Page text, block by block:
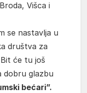
Višca i
se nastavlja u
društva za
će tu još
dobru glazbu
bećari”.